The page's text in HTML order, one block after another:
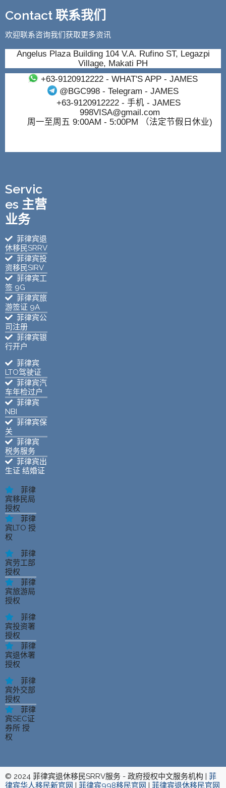
Contact 联系我们
欢迎联系咨询我们获取更多资讯
Angelus Plaza Building 104 V.A. Rufino ST, Legazpi
Village, Makati PH
+63-9120912222- WHAT'S APP - JAMES
@BGC998 - Telegram - JAMES
+63-9120912222- 手机 - JAMES
998VISA@gmail.com
周一至周五 9:00AM - 5:00PM （法定节假日休业)
Servic
es 主营
业务
菲律宾退
休移民SRRV
菲律宾投
资移民SIRV
菲律宾工
签 9G
菲律宾旅
游签证 9A
菲律宾公
司注册
菲律宾银
行开户
菲律宾
LTO驾驶证
菲律宾汽
车年检过户
菲律宾
NBI
菲律宾保
关
菲律宾
税务服务
菲律宾出
生证 结婚证
菲律
宾移民局
授权
菲律
宾LTO 授
权
菲律
宾劳工部
授权
菲律
宾旅游局
授权
菲律
宾投资署
授权
菲律
宾退休署
授权
菲律
宾外交部
授权
菲律
宾SEC证
券所 授
权
© 2024 菲律宾退休移民SRRV服务 - 政府授权中文服务机构 | 菲
律宾华人移民新官网
菲律宾998移民官网 菲律宾退休移民官网